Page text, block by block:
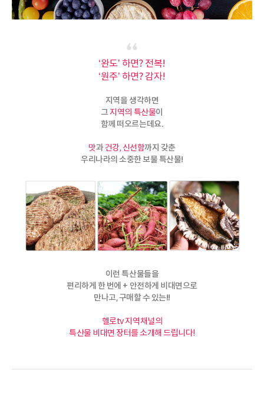
‘완도’ 하면? 전복!
‘원주’ 하면? 감자!
지역을 생각하면
그지역의 특산물이
함께 떠오르는데요.
맛과건강, 신선함까지 갖춘
우리나라의 소중한 보물 특산물!
이런 특산물들을
편리하게 한 번에 + 안전하게 비대면으로
만나고, 구매할 수 있는!!
헬로tv 지역채널의
특산물 비대면 장터를 소개해 드립니다!